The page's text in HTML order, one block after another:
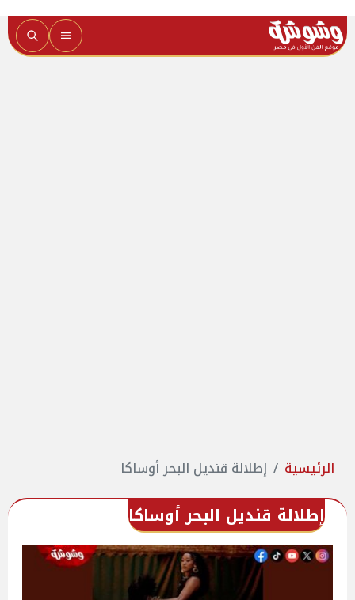
الرئيسية إطلالة قنديل البحر أوساكا
إطلالة قنديل البحر أوساكا